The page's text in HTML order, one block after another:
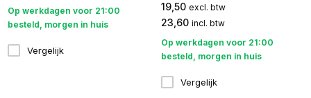
Op werkdagen voor 21:00
besteld, morgen in huis
Vergelijk
19,50 excl. btw
23,60 incl. btw
Op werkdagen voor 21:00
besteld, morgen in huis
Vergelijk